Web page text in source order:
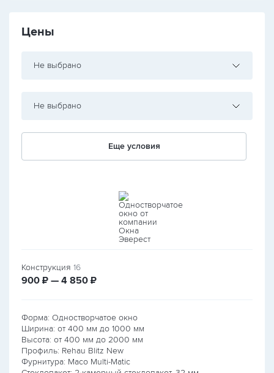
Цены
Не выбрано
Не выбрано
Еще условия
Конструкция 16
900 руб.
₽ — 4 850 руб.
₽
Форма: Одностворчатое окно
Ширина: от 400 мм до 1000 мм
Высота: от 400 мм до 2000 мм
Профиль: Rehau Blitz New
Фурнитура: Maco Multi-Matic